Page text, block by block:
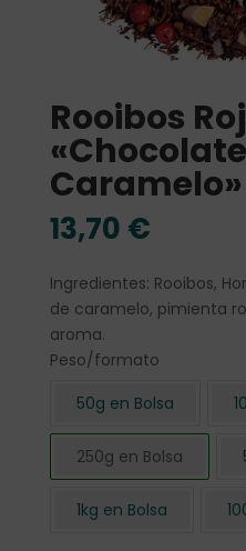
Rooibos
13,70 €
Ingredientes: Rooibos,
de caramelo, pimienta
aroma.
Peso/formato
50g en Bolsa
250g en Bolsa
1kg en Bolsa